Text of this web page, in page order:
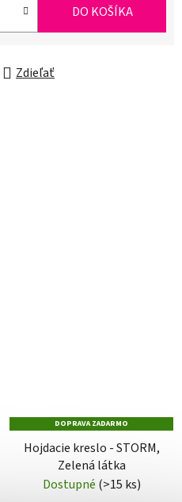
DO KOŠÍKA
Zdieľať
DOPRAVA ZADARMO
Hojdacie kreslo - STORM,
Zelená látka
Dostupné (>15 ks)